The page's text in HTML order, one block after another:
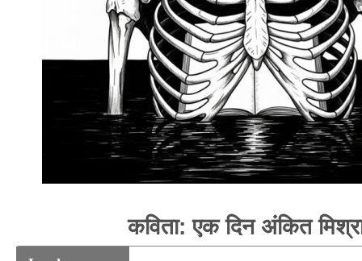
कविता: एक दिन अंकित